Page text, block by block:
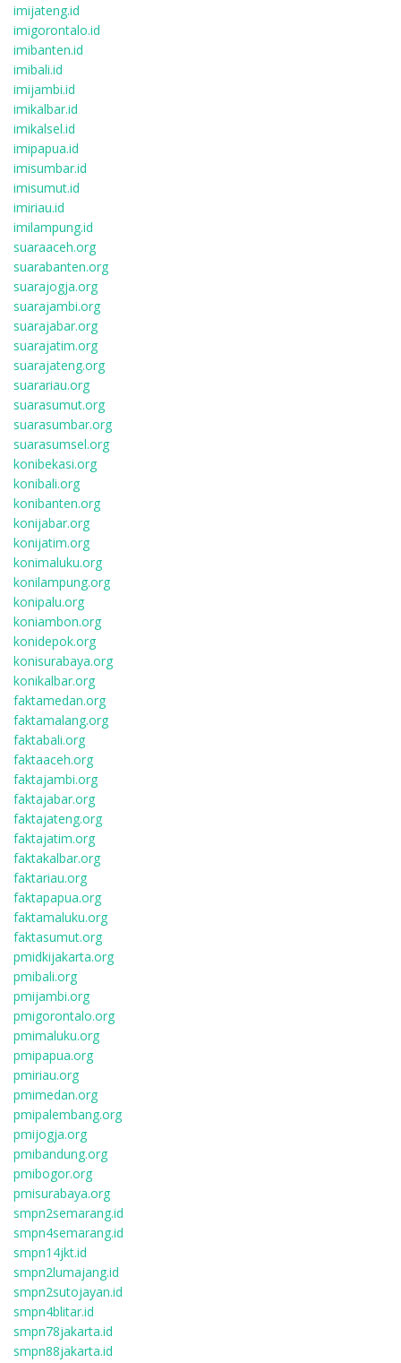
imijateng.id
imigorontalo.id
imibanten.id
imibali.id
imijambi.id
imikalbar.id
imikalsel.id
imipapua.id
imisumbar.id
imisumut.id
imiriau.id
imilampung.id
suaraaceh.org
suarabanten.org
suarajogja.org
suarajambi.org
suarajabar.org
suarajatim.org
suarajateng.org
suarariau.org
suarasumut.org
suarasumbar.org
suarasumsel.org
konibekasi.org
konibali.org
konibanten.org
konijabar.org
konijatim.org
konimaluku.org
konilampung.org
konipalu.org
koniambon.org
konidepok.org
konisurabaya.org
konikalbar.org
faktamedan.org
faktamalang.org
faktabali.org
faktaaceh.org
faktajambi.org
faktajabar.org
faktajateng.org
faktajatim.org
faktakalbar.org
faktariau.org
faktapapua.org
faktamaluku.org
faktasumut.org
pmidkijakarta.org
pmibali.org
pmijambi.org
pmigorontalo.org
pmimaluku.org
pmipapua.org
pmiriau.org
pmimedan.org
pmipalembang.org
pmijogja.org
pmibandung.org
pmibogor.org
pmisurabaya.org
smpn2semarang.id
smpn4semarang.id
smpn14jkt.id
smpn2lumajang.id
smpn2sutojayan.id
smpn4blitar.id
smpn78jakarta.id
smpn88jakarta.id